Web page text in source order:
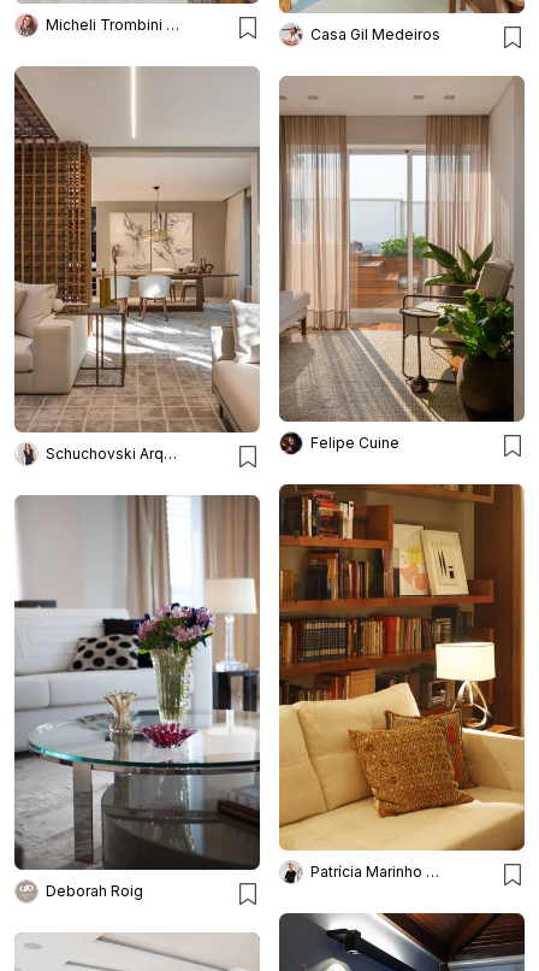
Micheli Trombini Arquitetura
Casa Gil Medeiros
Schuchovski Arquitetura
Felipe Cuine
Patrícia Marinho Arquitetura
Deborah Roig